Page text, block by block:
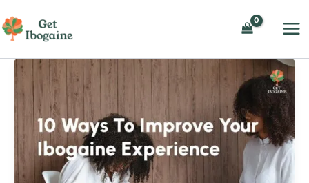
au
contenu